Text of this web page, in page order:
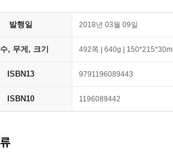
발행일 2018년 03월 09일
, 무게, 크기 492쪽 | 640g |
ISBN13 9791196089443
ISBN10 1196089442